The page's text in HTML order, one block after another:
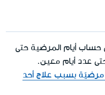
أيام المرضية حتى
عدد أيام معين.
مرضيّة بسبب علاج أحد